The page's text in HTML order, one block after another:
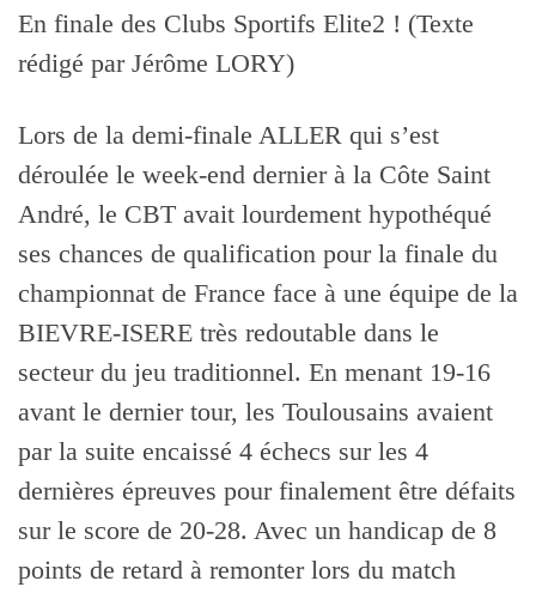
En finale des Clubs Sportifs Elite2 ! (Texte
rédigé par Jérôme LORY)
Lors de la demi-finale ALLER qui s’est
déroulée le week-end dernier à la Côte Saint
André, le CBT avait lourdement hypothéqué
ses chances de qualification pour la finale du
championnat de France face à une équipe de la
BIEVRE-ISERE très redoutable dans le
secteur du jeu traditionnel. En menant 19-16
avant le dernier tour, les Toulousains avaient
par la suite encaissé 4 échecs sur les 4
dernières épreuves pour finalement être défaits
sur le score de 20-28. Avec un handicap de 8
points de retard à remonter lors du match